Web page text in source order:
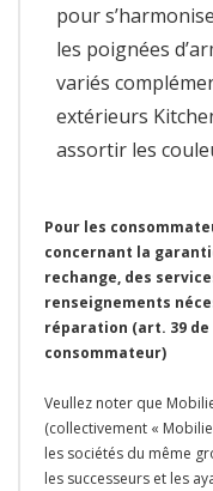
pour
les poignées
variés
extérieurs
assortir les
Pour les
concernant la
rechange, des
renseignements
réparation (art. 39
consommateur)
Veullez noter que
(collectivement «
les sociétés du même
les successeurs et les